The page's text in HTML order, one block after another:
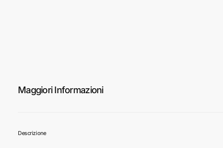
Maggiori Informazioni
Descrizione